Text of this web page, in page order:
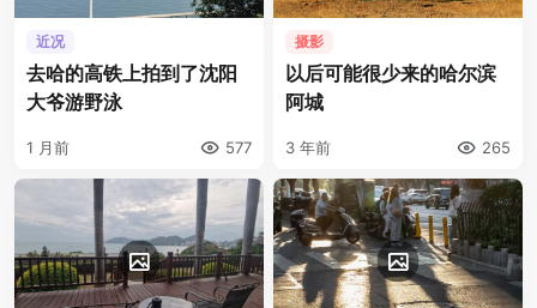
近况
去哈的高铁上拍到了沈阳
大爷游野泳
1 月前 577
摄影
以后可能很少来的哈尔滨
阿城
3 年前 265